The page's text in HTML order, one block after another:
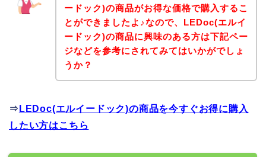
ードック)の商品がお得な価格で購入するこ
とができましたよ♪なので、LEDoc(エルイ
ードック)の商品に興味のある方は下記ペー
ジなどを参考にされてみてはいかがでしょ
うか？
⇒ LEDoc(エルイードック)の商品を今すぐお得に購入
したい方はこちら